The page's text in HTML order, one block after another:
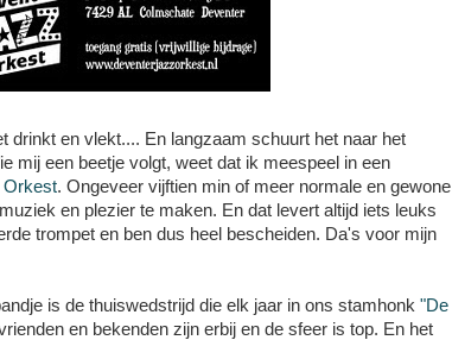
drinkt en vlekt.... En langzaam schuurt het naar het
mij een beetje volgt, weet dat ik meespeel in een
Orkest. Ongeveer vijftien min of meer normale en gewone
en plezier te maken. En dat levert altijd iets leuks
trompet en ben dus heel bescheiden. Da's voor mijn
is de thuiswedstrijd die elk jaar in ons stamhonk "De
en bekenden zijn erbij en de sfeer is top. En het